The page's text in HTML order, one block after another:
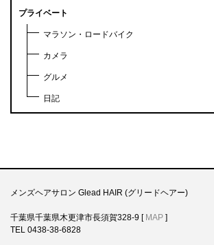
プライベート
マラソン・ロードバイク
カメラ
グルメ
日記
メンズヘアサロン Glead HAIR (グリードヘアー)
千葉県千葉県木更津市長須賀328-9 [ MAP ]
TEL 0438-38-6828